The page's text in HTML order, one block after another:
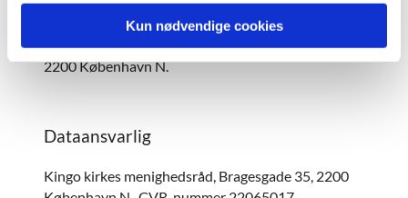
Kun nødvendige cookies
med ChurchDesk, Nørrebrogade 45E, 3.
2200 København N.
Dataansvarlig
Kingo kirkes menighedsråd, Bragesgade 35, 2200